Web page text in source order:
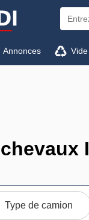
Annonces
Type de camion